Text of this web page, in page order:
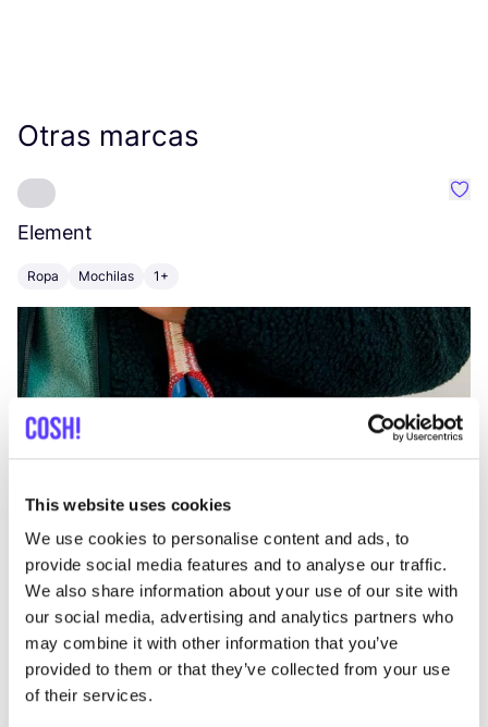
This website uses cookies
We use cookies to personalise content and ads, to
provide social media features and to analyse our traffic.
We also share information about your use of our site with
our social media, advertising and analytics partners who
may combine it with other information that you’ve
provided to them or that they’ve collected from your use
of their services.
Otras marcas
Element
Ropa Mochilas 1+